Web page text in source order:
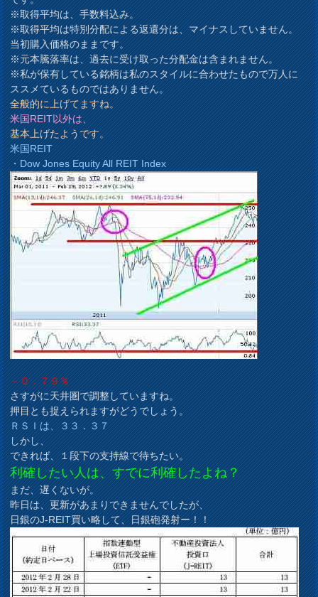
※取得平均は、手数料込み。
※取得平均は特別分配による返還分は、マイナスしていません。
当初購入価格のままです。
※元本騰落率は、過去に受け取った分配金は含まれません。
※私が保有している銘柄は私のスタイルに合わせたもので万人に
ススメているものではありません。
全般的に上げてますね。
米国REIT以外は、
基本上げたようです。
米国REIT
・Dow Jones Equity All REIT Index
－０．７９％
さすがに天井圏で調整していますね。
押目とも捉えられますがどうでしょう。
ＲＳＩは、３３．３７
しかし、
できれば、１段下の支持線で待ちたい。
利確したい人は、すでに利確したよね？
まだ、遅くないが。
昨日は、更新があまりできませんでしたが、
日銀のJ-REIT買い略して、日銀砲発射ー！！